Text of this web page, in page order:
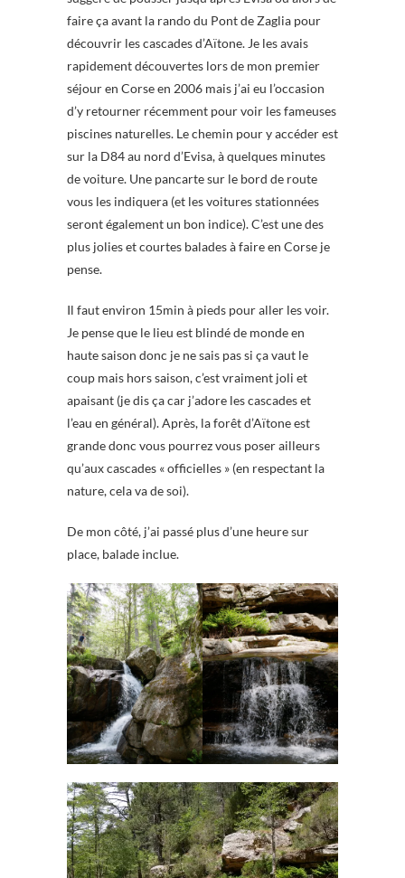
faire ça avant la rando du Pont de Zaglia pour
découvrir les cascades d’Aïtone. Je les avais
rapidement découvertes lors de mon premier
séjour en Corse en 2006 mais j’ai eu l’occasion
d’y retourner récemment pour voir les fameuses
piscines naturelles. Le chemin pour y accéder est
sur la D84 au nord d’Evisa, à quelques minutes
de voiture. Une pancarte sur le bord de route
vous les indiquera (et les voitures stationnées
seront également un bon indice). C’est une des
plus jolies et courtes balades à faire en Corse je
pense.
Il faut environ 15min à pieds pour aller les voir.
Je pense que le lieu est blindé de monde en
haute saison donc je ne sais pas si ça vaut le
coup mais hors saison, c’est vraiment joli et
apaisant (je dis ça car j’adore les cascades et
l’eau en général). Après, la forêt d’Aïtone est
grande donc vous pourrez vous poser ailleurs
qu’aux cascades « officielles » (en respectant la
nature, cela va de soi).
De mon côté, j’ai passé plus d’une heure sur
place, balade inclue.